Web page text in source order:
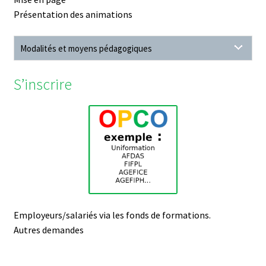
Présentation des animations
Modalités et moyens pédagogiques
S’inscrire
Employeurs/salariés via les fonds de formations.
Autres demandes